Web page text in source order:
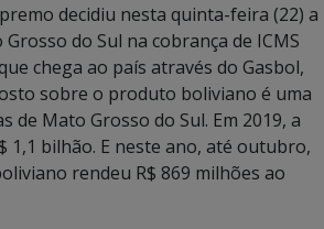
decidiu nesta quinta-feira (22) a
do Sul na cobrança de ICMS
chega ao país através do Gasbol,
sobre o produto boliviano é uma
de Mato Grosso do Sul. Em 2019, a
1,1 bilhão. E neste ano, até outubro,
rendeu R$ 869 milhões ao